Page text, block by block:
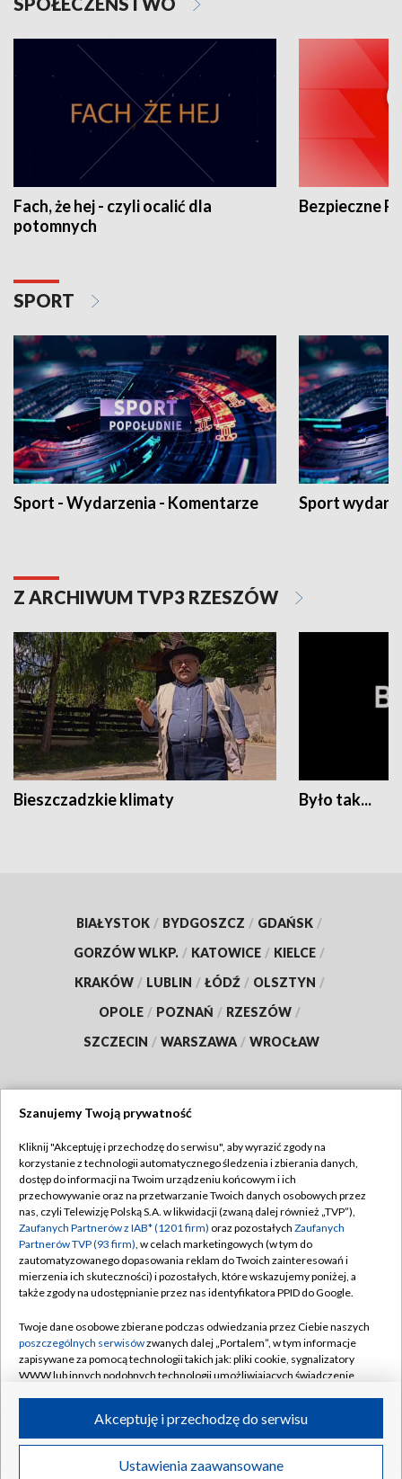
Fach, że hej - czyli ocalić dla
potomnych
Bezpieczne
SPORT
Sport - Wydarzenia - Komentarze Sport
Z ARCHIWUM TVP3 RZESZÓW
Bieszczadzkie klimaty Było tak...
BIAŁYSTOK / BYDGOSZCZ / GDAŃSK /
GORZÓW WLKP. / KATOWICE / KIELCE /
KRAKÓW / LUBLIN / ŁÓDŹ / OLSZTYN /
OPOLE / POZNAŃ / RZESZÓW /
SZCZECIN / WARSZAWA / WROCŁAW
TVP
Abonament TVP
Emisja w TVP
Centrum informacji TVP
Naziemna Telewizja Cyfrowa
Rada Programowa
System NOS
Informacje o nadawcy
Program dla prasy
Regulamin TVP
Polityka prywatności
Moje zgody
Pomoc
Kontakt
Kanały
©2026 Telewizja Polska S.A. w likwidacji
Szanujemy Twoją prywatność
Kliknij "Akceptuję i przechodzę do serwisu", aby wyrazić zgody na
korzystanie z technologii automatycznego śledzenia i zbierania danych,
dostęp do informacji na Twoim urządzeniu końcowym i ich
przechowywanie oraz na przetwarzanie Twoich danych osobowych przez
nas, czyli Telewizję Polską S.A. w likwidacji (zwaną dalej również „TVP”),
Zaufanych Partnerów z IAB* (1201 firm) oraz pozostałych Zaufanych
Partnerów TVP (93 firm), w celach marketingowych (w tym do
zautomatyzowanego dopasowania reklam do Twoich zainteresowań i
mierzenia ich skuteczności) i pozostałych, które wskazujemy poniżej, a
także zgody na udostępnianie przez nas identyfikatora PPID do Google.
Twoje dane osobowe zbierane podczas odwiedzania przez Ciebie naszych
poszczególnych serwisówzwanych dalej „Portalem”, w tym informacje
zapisywane za pomocą technologii takich jak: pliki cookie, sygnalizatory
WWW lub innych podobnych technologii umożliwiających świadczenie
ruchu w Internecie.
Twoje dane osobowe zbierane podczas odwiedzania przez Ciebie
poszczególnych serwisówna Portalu, takie jak adresy IP, identyfikatory
Ustawienia zaawansowane
Akceptuję i przechodzę do serwisu